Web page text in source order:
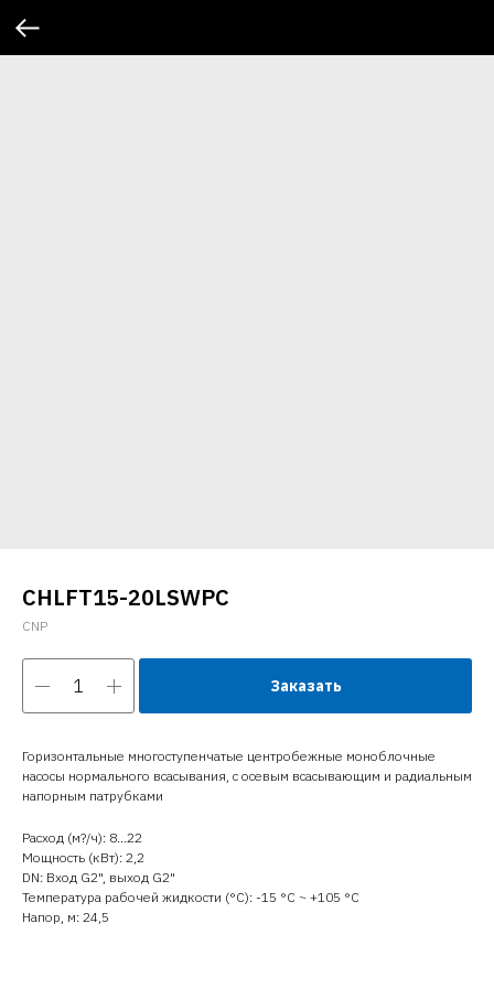
CHLFT15-20LSWPC
CNP
Заказать
Горизонтальные многоступенчатые центробежные моноблочные
насосы нормального всасывания, с осевым всасывающим и радиальным
напорным патрубками
Расход (м?/ч): 8…22
Мощность (кВт): 2,2
DN: Вход G2", выход G2"
Температура рабочей жидкости (°C): -15 °С ~ +105 °С
Напор, м: 24,5